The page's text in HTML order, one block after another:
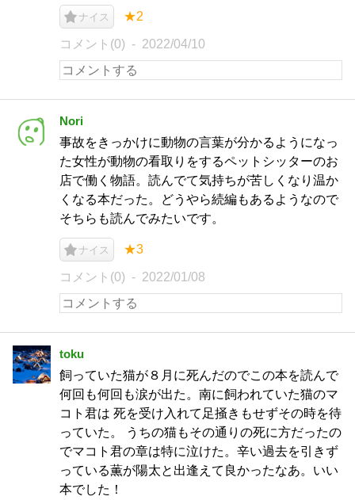
ナイス ★2
コメント(0) 2022/04/10
Nori
事故をきっかけに動物の言葉が分かるようになっ
た女性が動物の看取りをするペットシッターのお
店で働く物語。読んでて気持ちが苦しくなり温か
くなる本だった。どうやら続編もあるようなので
そちらも読んでみたいです。
ナイス ★3
コメント(0) 2022/01/08
toku
飼っていた猫が８月に死んだのでこの本を読んで
何回も何回も涙が出た。南に飼われていた猫のマ
コト君は 死を受け入れて足掻きもせずその時を待
っていた。 うちの猫もその通りの死に方だったの
でマコト君の章は特に泣けた。辛い過去を引きず
っている薫が陽太と出逢えて良かったなあ。いい
本でした！